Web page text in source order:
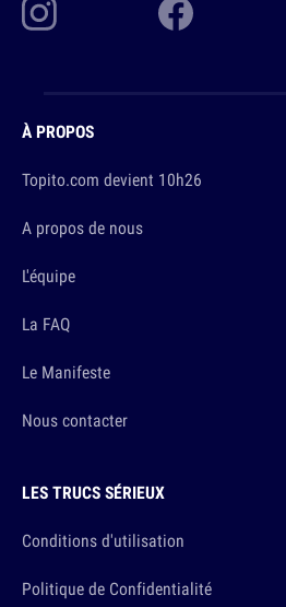
À PROPOS
Topito.com devient 10h26
A propos de nous
L'équipe
La FAQ
Le Manifeste
Nous contacter
LES TRUCS SÉRIEUX
Conditions d'utilisation
Politique de Confidentialité